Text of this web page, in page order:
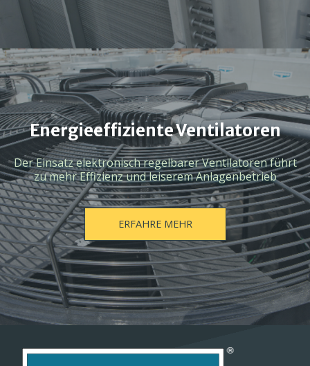
Energieeffiziente Ventilatoren
Der Einsatz elektronisch regelbarer Ventilatoren führt
zu mehr Effizienz und leiserem Anlagenbetrieb
ERFAHRE MEHR